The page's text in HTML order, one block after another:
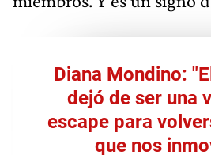
Diana Mondino:
dejó de ser una
escape para
que nos